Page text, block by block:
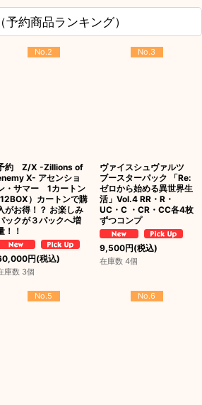
約商品ランキング）
No.2
約 Z/X -Zillions of
X- アセンショ
・サマー 1カートン
）カートンで購
がお得！？ お楽しみ
ックが３パックへ増
！！
円(税込)
庫数 3個
No.3
ヴァイスシュヴァルツ
ブースターパック 「Re:
ゼロから始める異世界生
活」Vol.4 RR・R・
UC・C ・CR・CC各4枚
ずつコンプ
9,500円(税込)
在庫数 4個
No.5 No.6